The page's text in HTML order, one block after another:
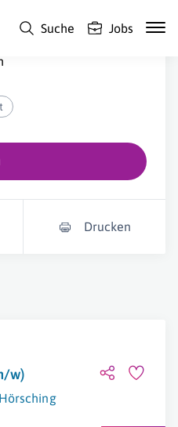
Suche Jobs
(m/w/d)
Drucken
w)
Hörsching